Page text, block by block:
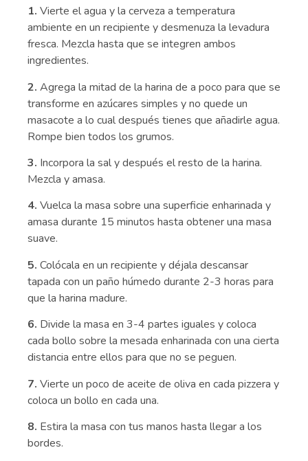
1. Vierte el agua y la cerveza a temperatura
ambiente en un recipiente y desmenuza la levadura
fresca. Mezcla hasta que se integren ambos
ingredientes.
2. Agrega la mitad de la harina de a poco para que se
transforme en azúcares simples y no quede un
masacote a lo cual después tienes que añadirle agua.
Rompe bien todos los grumos.
3. Incorpora la sal y después el resto de la harina.
Mezcla y amasa.
4. Vuelca la masa sobre una superficie enharinada y
amasa durante 15 minutos hasta obtener una masa
suave.
5. Colócala en un recipiente y déjala descansar
tapada con un paño húmedo durante 2-3 horas para
que la harina madure.
6. Divide la masa en 3-4 partes iguales y coloca
cada bollo sobre la mesada enharinada con una cierta
distancia entre ellos para que no se peguen.
7. Vierte un poco de aceite de oliva en cada pizzera y
coloca un bollo en cada una.
8. Estira la masa con tus manos hasta llegar a los
bordes.